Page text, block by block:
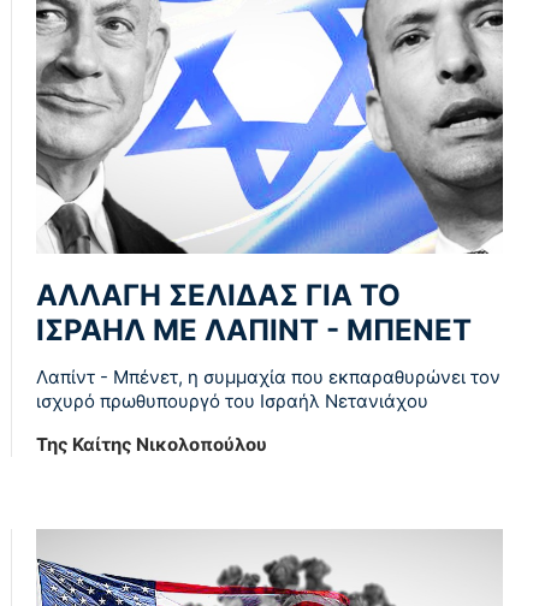
ΑΛΛΑΓΗ ΣΕΛΙΔΑΣ ΓΙΑ ΤΟ
ΙΣΡΑΗΛ ΜΕ ΛΑΠΙΝΤ - ΜΠΕΝΕΤ
Λαπίντ - Μπένετ, η συμμαχία που εκπαραθυρώνει τον
ισχυρό πρωθυπουργό του Ισραήλ Νετανιάχου
Της Καίτης Νικολοπούλου